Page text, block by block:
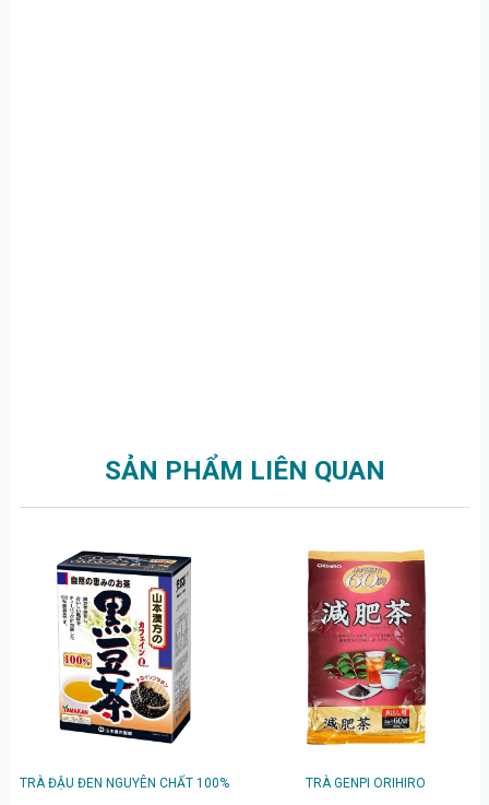
TRÀ ĐẬU ĐEN NGUYÊN CHẤT 100% TRÀ GENPI ORIHIRO
SẢN PHẨM LIÊN QUAN